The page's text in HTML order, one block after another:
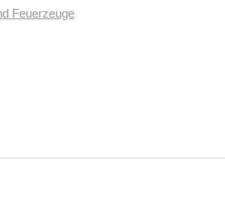
Feuerzeuge